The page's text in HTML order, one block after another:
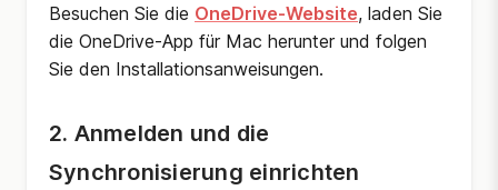
Besuchen Sie die OneDrive-Website, laden Sie
die OneDrive-App für Mac herunter und folgen
Sie den Installationsanweisungen.
2. Anmelden und die
Synchronisierung einrichten